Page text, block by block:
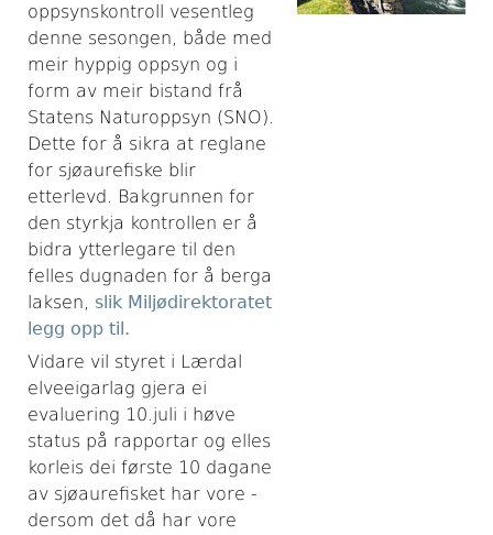
oppsynskontroll vesentleg
denne sesongen, både med
meir hyppig oppsyn og i
form av meir bistand frå
Statens Naturoppsyn (SNO).
Dette for å sikra at reglane
for sjøaurefiske blir
etterlevd. Bakgrunnen for
den styrkja kontrollen er å
bidra ytterlegare til den
felles dugnaden for å berga
laksen, slik Miljødirektoratet
legg opp til.
Vidare vil styret i Lærdal
elveeigarlag gjera ei
evaluering 10.juli i høve
status på rapportar og elles
korleis dei første 10 dagane
av sjøaurefisket har vore -
dersom det då har vore